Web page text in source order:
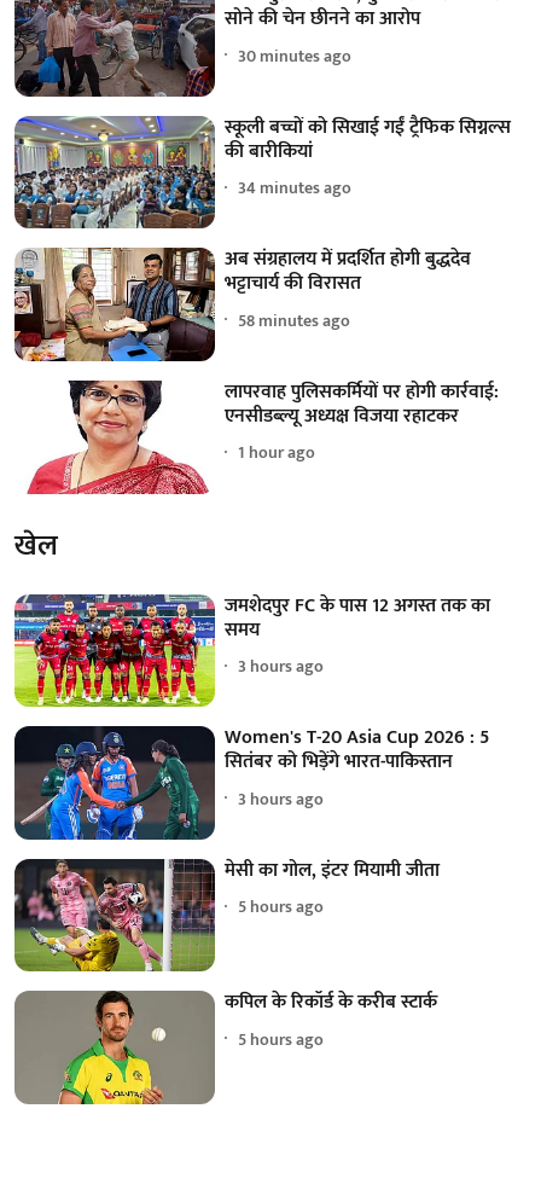
सोने की चेन छीनने का आरोप
30 minutes ago
स्कूली बच्चों को सिखाई गईं ट्रैफिक सिग्नल्स
की बारीकियां
34 minutes ago
अब संग्रहालय में प्रदर्शित होगी बुद्धदेव
भट्टाचार्य की विरासत
58 minutes ago
लापरवाह पुलिसकर्मियों पर होगी कार्रवाई:
एनसीडब्ल्यू अध्यक्ष विजया रहाटकर
1 hour ago
खेल
जमशेदपुर FC के पास 12 अगस्त तक का
समय
3 hours ago
Women's T-20 Asia Cup 2026 : 5
सितंबर को भिड़ेंगे भारत-पाकिस्तान
3 hours ago
मेसी का गोल, इंटर मियामी जीता
5 hours ago
कपिल के रिकॉर्ड के करीब स्टार्क
5 hours ago